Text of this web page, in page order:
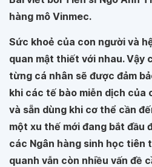
hàng mô Vinmec.
Sức khoẻ của con người và
quan mật thiết với nhau. Vậy
từng cá nhân sẽ được đảm
khi các tế bào miễn dịch của
và sẵn dùng khi cơ thể cần
một xu thế mới đang bắt đầu
các Ngân hàng sinh học tiên
quanh vẫn còn nhiều vấn đề